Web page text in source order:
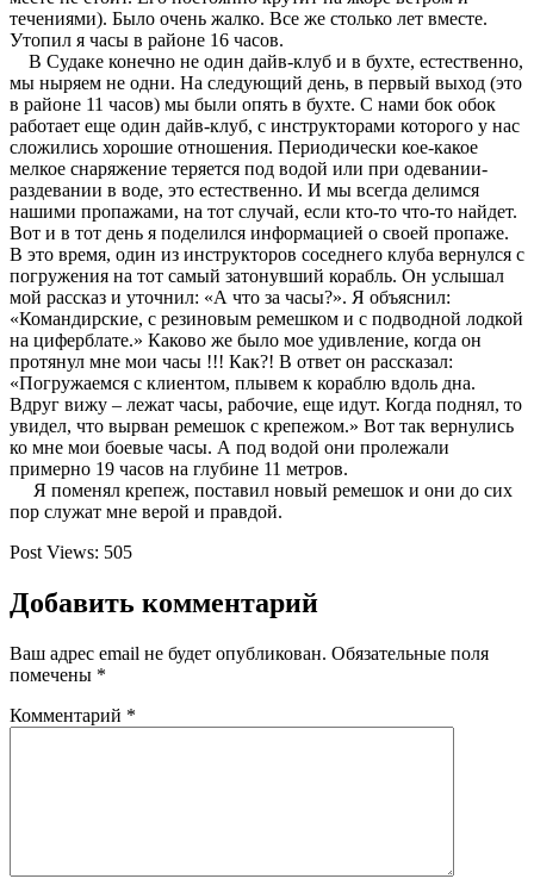
течениями). Было очень жалко. Все же столько лет вместе.
Утопил я часы в районе 16 часов.
В Судаке конечно не один дайв-клуб и в бухте, естественно,
мы ныряем не одни. На следующий день, в первый выход (это
в районе 11 часов) мы были опять в бухте. С нами бок обок
работает еще один дайв-клуб, с инструкторами которого у нас
сложились хорошие отношения. Периодически кое-какое
мелкое снаряжение теряется под водой или при одевании-
раздевании в воде, это естественно. И мы всегда делимся
нашими пропажами, на тот случай, если кто-то что-то найдет.
Вот и в тот день я поделился информацией о своей пропаже.
В это время, один из инструкторов соседнего клуба вернулся с
погружения на тот самый затонувший корабль. Он услышал
мой рассказ и уточнил: «А что за часы?». Я объяснил:
«Командирские, с резиновым ремешком и с подводной лодкой
на циферблате.» Каково же было мое удивление, когда он
протянул мне мои часы !!! Как?! В ответ он рассказал:
«Погружаемся с клиентом, плывем к кораблю вдоль дна.
Вдруг вижу – лежат часы, рабочие, еще идут. Когда поднял, то
увидел, что вырван ремешок с крепежом.» Вот так вернулись
ко мне мои боевые часы. А под водой они пролежали
примерно 19 часов на глубине 11 метров.
Я поменял крепеж, поставил новый ремешок и они до сих
пор служат мне верой и правдой.
Post Views: 505
Добавить комментарий
Ваш адрес email не будет опубликован. Обязательные поля
помечены *
Комментарий *